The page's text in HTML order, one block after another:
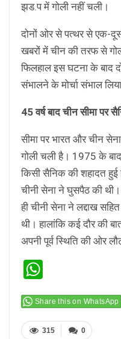
झड.प में गोली नहीं चली।
दोनों ओर से पत्थर से एक-
खबरों में चीन की तरफ से
फिलहाल इस घटना के बाद
संभालने के मोर्चा संभाल
45 वर्ष बाद चीन सीमा पर
सीमा पर भारत और चीन
गोली चली है। 1975 के बाद
किसी सैनिक की शहादत हुई
चीनी सेना ने घुसपैठ की
ही चीनी सेना ने लद्दाख
थी। हालांकि कई दौर की
अपनी पूर्व स्थिति की ओर
Share this on WhatsApp
0
315